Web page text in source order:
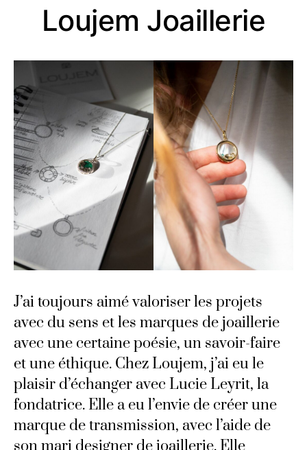
Loujem Joaillerie
J’ai toujours aimé valoriser les projets
avec du sens et les marques de joaillerie
avec une certaine poésie, un savoir-faire
et une éthique. Chez Loujem, j’ai eu le
plaisir d’échanger avec Lucie Leyrit, la
fondatrice. Elle a eu l’envie de créer une
marque de transmission, avec l’aide de